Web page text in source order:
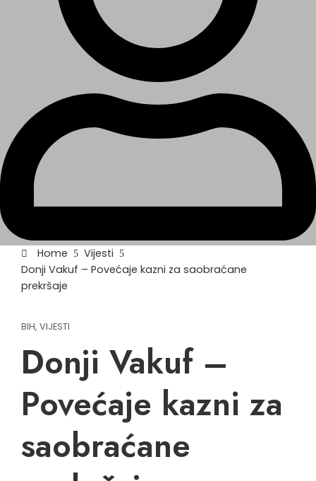
Home
Vijesti
Donji Vakuf – Povećaje kazni za saobraćane
prekršaje
BIH, VIJESTI
Donji Vakuf –
Povećaje kazni za
saobraćane